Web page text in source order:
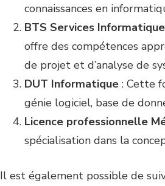
connaissances en
BTS Services
offre des compétences
de projet et d’analyse de
DUT Informatique : Cette
génie logiciel, base de
Licence professionnelle
spécialisation dans la
Il est également possible de